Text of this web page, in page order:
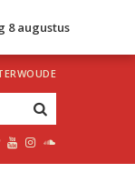
8 augustus